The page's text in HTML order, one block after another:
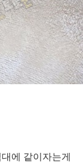
에 같이자는게